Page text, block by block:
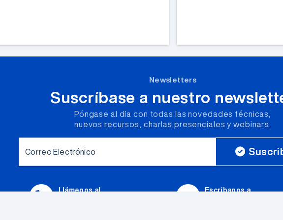
Newsletters
Suscríbase a nuestro
Póngase al día con todas las novedades técnicas,
nuevos recursos, charlas presenciales y webinars.
Correo Electrónico
Llámenos al Escríbanos a